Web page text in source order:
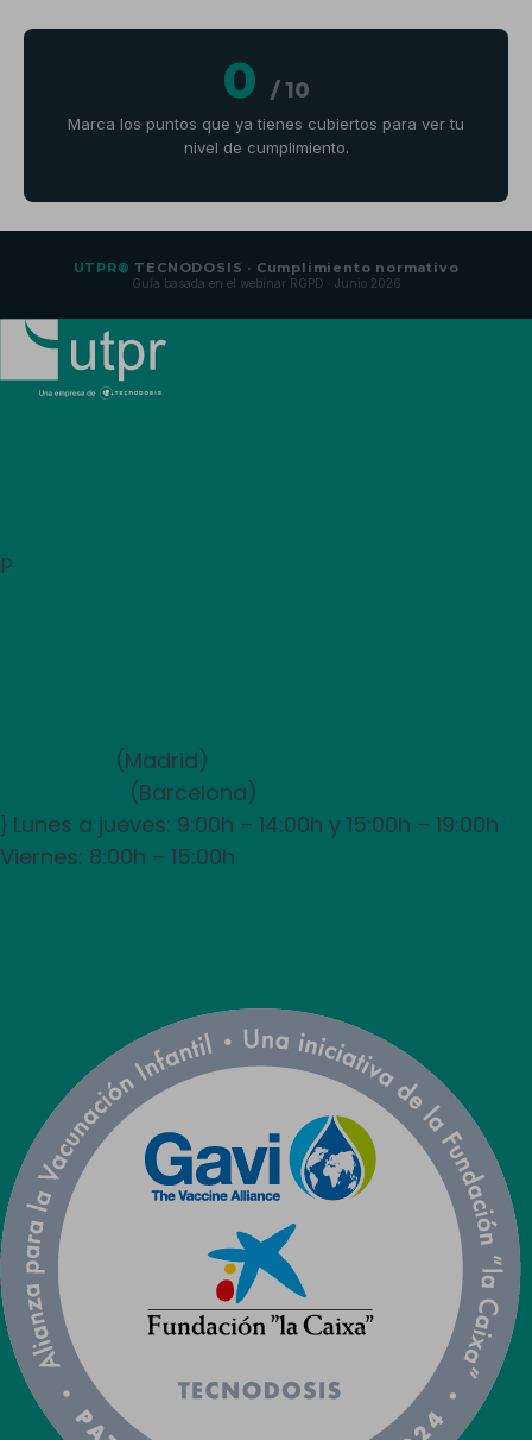
0 / 10
Marca los puntos que ya tienes cubiertos para ver tu
nivel de cumplimiento.
UTPR® TECNODOSIS · Cumplimiento normativo
Guía basada en el webinar RGPD · Junio 2026
p
(Madrid)
(Barcelona)
} Lunes a jueves: 9:00h – 14:00h y 15:00h – 19:00h
Viernes: 8:00h – 15:00h